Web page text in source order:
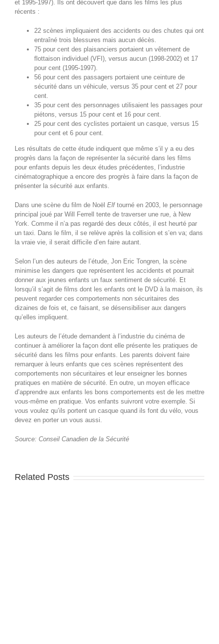
et 1995-1997). Ils ont découvert que dans les films les plus
récents :
22 scènes impliquaient des accidents ou des chutes qui ont
entraîné trois blessures mais aucun décès.
75 pour cent des plaisanciers portaient un vêtement de
flottaison individuel (VFI), versus aucun (1998-2002) et 17
pour cent (1995-1997).
56 pour cent des passagers portaient une ceinture de
sécurité dans un véhicule, versus 35 pour cent et 27 pour
cent.
35 pour cent des personnages utilisaient les passages pour
piétons, versus 15 pour cent et 16 pour cent.
25 pour cent des cyclistes portaient un casque, versus 15
pour cent et 6 pour cent.
Les résultats de cette étude indiquent que même s’il y a eu des
progrès dans la façon de représenter la sécurité dans les films
pour enfants depuis les deux études précédentes, l’industrie
cinématographique a encore des progrès à faire dans la façon de
présenter la sécurité aux enfants.
Dans une scène du film de Noël Elftourné en 2003, le personnage
principal joué par Will Ferrell tente de traverser une rue, à New
York. Comme il n’a pas regardé des deux côtés, il est heurté par
un taxi. Dans le film, il se relève après la collision et s’en va; dans
la vraie vie, il serait difficile d’en faire autant.
Selon l’un des auteurs de l’étude, Jon Eric Tongren, la scène
minimise les dangers que représentent les accidents et pourrait
donner aux jeunes enfants un faux sentiment de sécurité. Et
lorsqu’il s’agit de films dont les enfants ont le DVD à la maison, ils
peuvent regarder ces comportements non sécuritaires des
dizaines de fois et, ce faisant, se désensibiliser aux dangers
qu’elles impliquent.
Les auteurs de l’étude demandent à l’industrie du cinéma de
continuer à améliorer la façon dont elle présente les pratiques de
sécurité dans les films pour enfants. Les parents doivent faire
remarquer à leurs enfants que ces scènes représentent des
comportements non sécuritaires et leur enseigner les bonnes
pratiques en matière de sécurité. En outre, un moyen efficace
d’apprendre aux enfants les bons comportements est de les mettre
vous-même en pratique. Vos enfants suivront votre exemple. Si
vous voulez qu’ils portent un casque quand ils font du vélo, vous
devez en porter un vous aussi.
Source: Conseil Canadien de la Sécurité
Related Posts